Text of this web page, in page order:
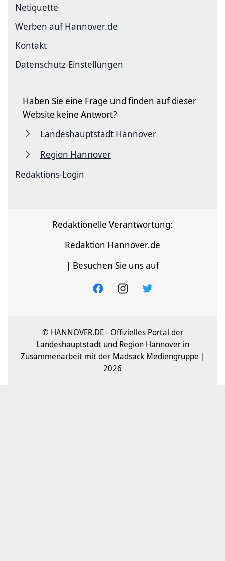
Netiquette
Werben auf Hannover.de
Kontakt
Datenschutz-Einstellungen
Haben Sie eine Frage und finden auf dieser
Website keine Antwort?
Landeshauptstadt Hannover
Region Hannover
Redaktions-Login
Redaktionelle Verantwortung:
Redaktion Hannover.de
| Besuchen Sie uns auf
© HANNOVER.DE - Offizielles Portal der
Landeshauptstadt und Region Hannover in
Zusammenarbeit mit der Madsack Mediengruppe |
2026